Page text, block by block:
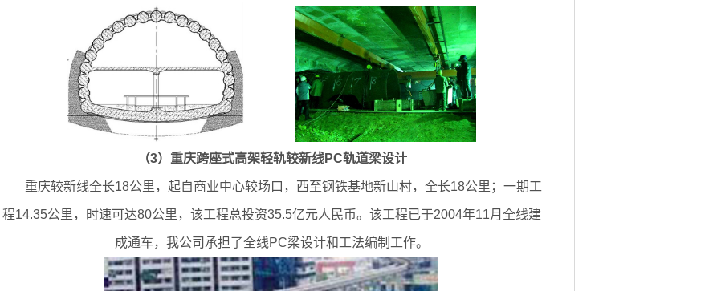
（3）重庆跨座式高架轻轨较新线PC轨道梁设计
重庆较新线全长18公里，起自商业中心较场口，西至钢铁基地新山村，全长18公里；一期工
程14.35公里，时速可达80公里，该工程总投资35.5亿元人民币。该工程已于2004年11月全线建
成通车，我公司承担了全线PC梁设计和工法编制工作。